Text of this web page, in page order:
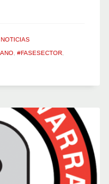
NOTICIAS
#FASESECTOR